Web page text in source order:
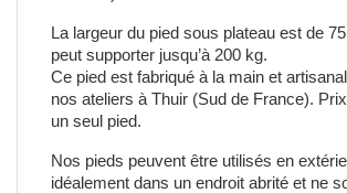
La largeur du pied sous plateau est de
peut supporter jusqu’à 200 kg.
Ce pied est fabriqué à la main et
nos ateliers à Thuir (Sud de France).
un seul pied.
Nos pieds peuvent être utilisés en
idéalement dans un endroit abrité et ne